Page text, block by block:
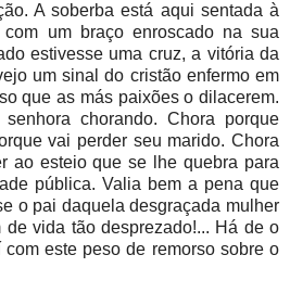
A soberba está aqui sentada à
um braço enroscado na sua
estivesse uma cruz, a vitória da
um sinal do cristão enfermo em
que as más paixões o dilacerem.
chorando. Chora porque
vai perder seu marido. Chora
ao esteio que se lhe quebra para
pública. Valia bem a pena que
o pai daquela desgraçada mulher
vida tão desprezado!... Há de o
este peso de remorso sobre o